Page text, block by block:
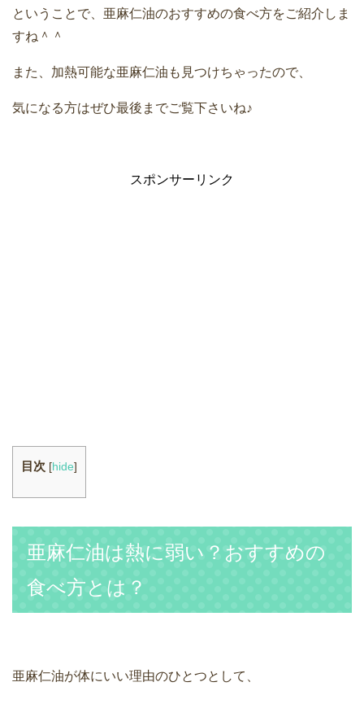
ということで、亜麻仁油のおすすめの食べ方をご紹介しま
すね＾＾
また、加熱可能な亜麻仁油も見つけちゃったので、
気になる方はぜひ最後までご覧下さいね♪
スポンサーリンク
目次 [hide]
亜麻仁油は熱に弱い？おすすめの
食べ方とは？
亜麻仁油が体にいい理由のひとつとして、